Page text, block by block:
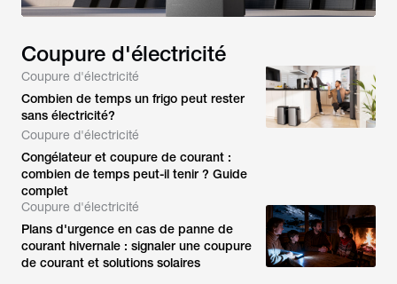
Coupure d'électricité
Coupure d'électricité
Combien de temps un frigo peut rester
sans électricité?
Coupure d'électricité
Congélateur et coupure de courant :
combien de temps peut-il tenir ? Guide
complet
Coupure d'électricité
Plans d'urgence en cas de panne de
courant hivernale : signaler une coupure
de courant et solutions solaires